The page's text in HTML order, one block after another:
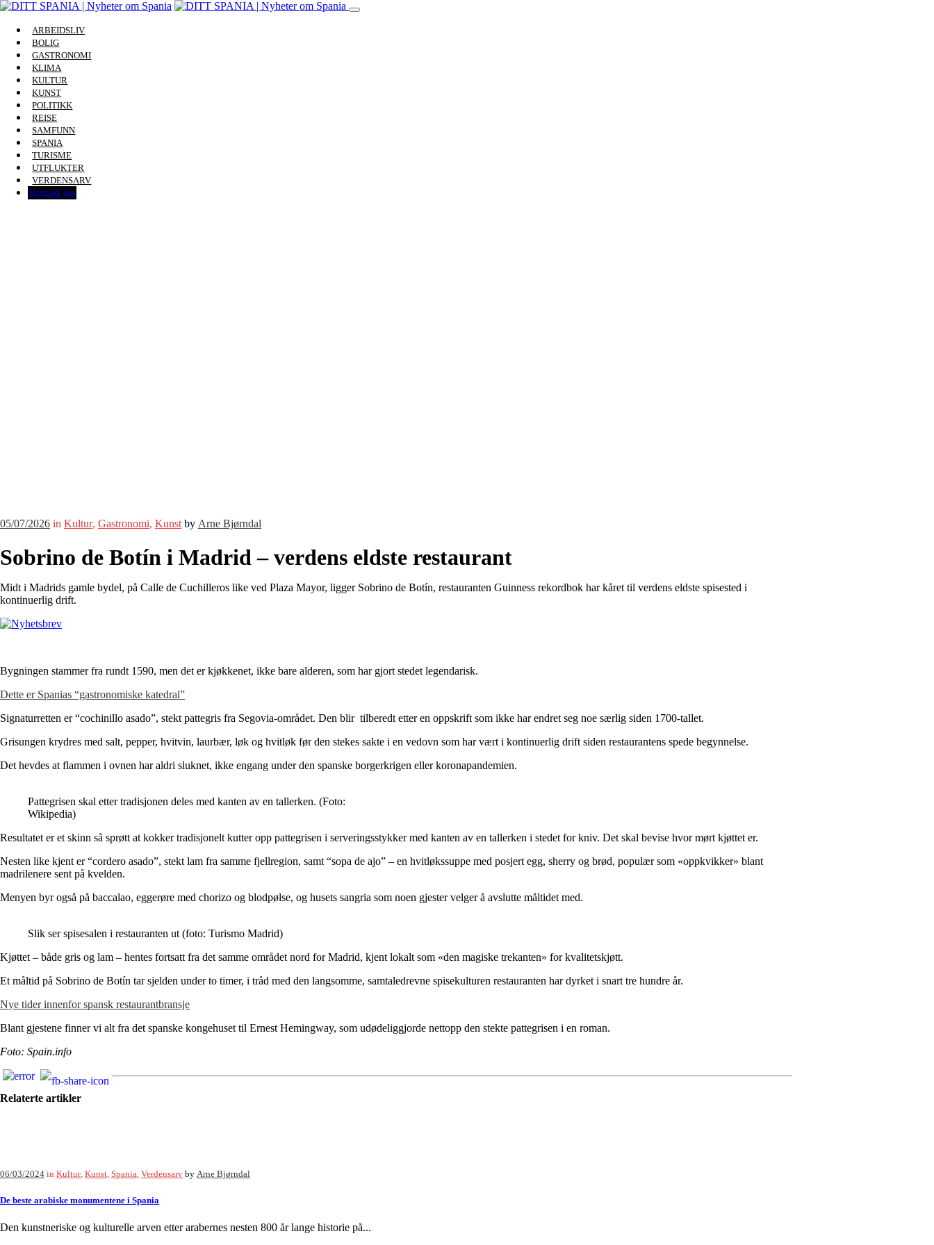
ARBEIDSLIV
BOLIG
GASTRONOMI
KLIMA
KULTUR
KUNST
POLITIKK
REISE
SAMFUNN
SPANIA
TURISME
UTFLUKTER
VERDENSARV
Kontakt oss
05/07/2026 in Kultur, Gastronomi, Kunst by Arne Bjørndal
Sobrino de Botín i Madrid – verdens eldste restaurant
Midt i Madrids gamle bydel, på Calle de Cuchilleros like ved Plaza Mayor, ligger Sobrino de Botín, restauranten Guinness rekordbok har kåret til verdens eldste spisested i
kontinuerlig drift.
Bygningen stammer fra rundt 1590, men det er kjøkkenet, ikke bare alderen, som har gjort stedet legendarisk.
Dette er Spanias “gastronomiske katedral”
Signaturretten er “cochinillo asado”, stekt pattegris fra Segovia-området. Den blir tilberedt etter en oppskrift som ikke har endret seg noe særlig siden 1700-tallet.
Grisungen krydres med salt, pepper, hvitvin, laurbær, løk og hvitløk før den stekes sakte i en vedovn som har vært i kontinuerlig drift siden restaurantens spede begynnelse.
Det hevdes at flammen i ovnen har aldri sluknet, ikke engang under den spanske borgerkrigen eller koronapandemien.
Pattegrisen skal etter tradisjonen deles med kanten av en tallerken. (Foto:
Wikipedia)
Resultatet er et skinn så sprøtt at kokker tradisjonelt kutter opp pattegrisen i serveringsstykker med kanten av en tallerken i stedet for kniv. Det skal bevise hvor mørt kjøttet er.
Nesten like kjent er “cordero asado”, stekt lam fra samme fjellregion, samt “sopa de ajo” – en hvitløkssuppe med posjert egg, sherry og brød, populær som «oppkvikker» blant
madrilenere sent på kvelden.
Menyen byr også på baccalao, eggerøre med chorizo og blodpølse, og husets sangria som noen gjester velger å avslutte måltidet med.
Slik ser spisesalen i restauranten ut (foto: Turismo Madrid)
Kjøttet – både gris og lam – hentes fortsatt fra det samme området nord for Madrid, kjent lokalt som «den magiske trekanten» for kvalitetskjøtt.
Et måltid på Sobrino de Botín tar sjelden under to timer, i tråd med den langsomme, samtaledrevne spisekulturen restauranten har dyrket i snart tre hundre år.
Nye tider innenfor spansk restaurantbransje
Blant gjestene finner vi alt fra det spanske kongehuset til Ernest Hemingway, som udødeliggjorde nettopp den stekte pattegrisen i en roman.
Foto: Spain.info
Relaterte artikler
06/03/2024 in Kultur, Kunst Spania Verdensarv by Arne Bjørndal
De beste arabiske monumentene i Spania
Den kunstneriske og kulturelle arven etter arabernes nesten 800 år lange historie på...